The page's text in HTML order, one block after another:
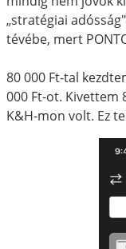
„stratégiai
tévébe, mert
80 000 Ft-tal
000 Ft-ot. Kivettem
K&H-mon volt. Ez